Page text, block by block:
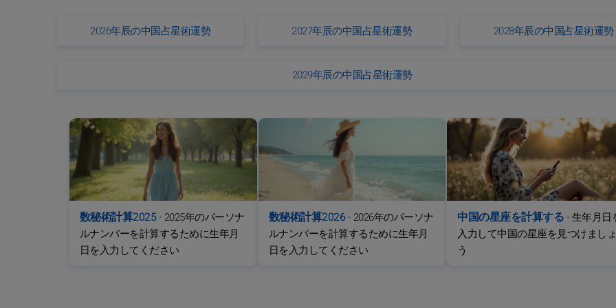
2026年辰の中国占星術運勢 2027年辰の中国占星術運勢 2028年辰の中国占星術運勢
2029年辰の中国占星術運勢
数秘術計算2025- 2025年のパーソナ
ルナンバーを計算するために生年月
日を入力してください
数秘術計算2026- 2026年のパーソナ
ルナンバーを計算するために生年月
日を入力してください
中国の星座を計算する-生年月日
入力して中国の星座を見つけまし
う